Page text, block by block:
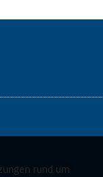
rund um